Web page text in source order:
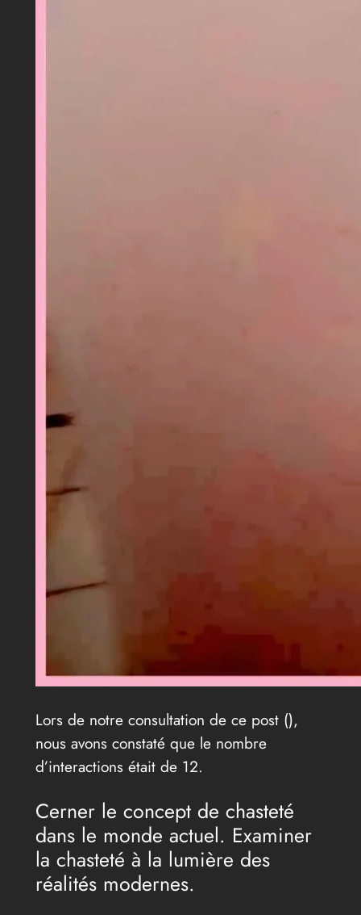
Lors de notre consultation de ce post (),
nous avons constaté que le nombre
d’interactions était de 12.
Cerner le concept de chasteté
dans le monde actuel. Examiner
la chasteté à la lumière des
réalités modernes.